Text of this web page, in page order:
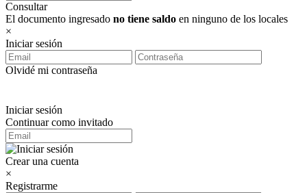
Consultar
El documento ingresado no tiene saldo en ninguno de los locales
×
Iniciar sesión
Olvidé mi contraseña
Iniciar sesión
Continuar como invitado
Crear una cuenta
×
Registrarme